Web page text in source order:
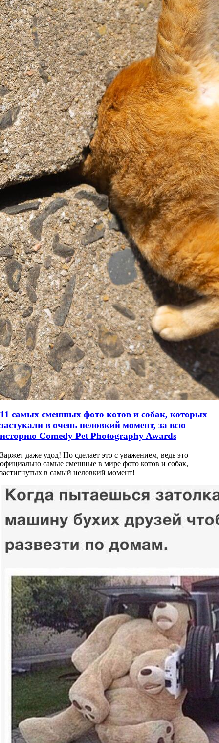
11 самых смешных фото котов и собак, которых
застукали в очень неловкий момент, за всю
историю Comedy Pet Photography Awards
Заржет даже удод! Но сделает это с уважением, ведь это
официально самые смешные в мире фото котов и собак,
застигнутых в самый неловкий момент!